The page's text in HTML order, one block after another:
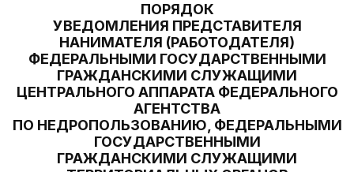
ПОРЯДОК
УВЕДОМЛЕНИЯ ПРЕДСТАВИТЕЛЯ
НАНИМАТЕЛЯ (РАБОТОДАТЕЛЯ)
ФЕДЕРАЛЬНЫМИ ГОСУДАРСТВЕННЫМИ
ГРАЖДАНСКИМИ СЛУЖАЩИМИ
ЦЕНТРАЛЬНОГО АППАРАТА ФЕДЕРАЛЬНОГО
АГЕНТСТВА
ПО НЕДРОПОЛЬЗОВАНИЮ, ФЕДЕРАЛЬНЫМИ
ГОСУДАРСТВЕННЫМИ
ГРАЖДАНСКИМИ СЛУЖАЩИМИ